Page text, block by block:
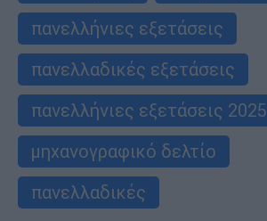
πανελλήνιες εξετάσεις
πανελλαδικές εξετάσεις
πανελλήνιες εξετάσεις 2025
μηχανογραφικό δελτίο
πανελλαδικές